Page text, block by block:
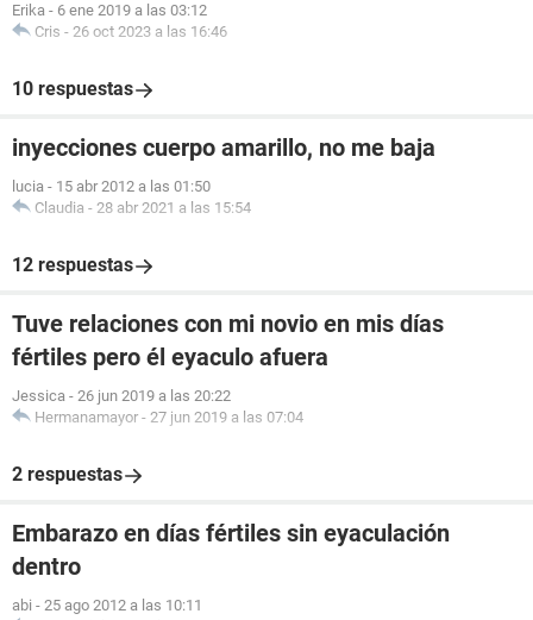
Erika - 6 ene 2019 a las 03:12
Cris - 26 oct 2023 a las 16:46
10 respuestas
inyecciones cuerpo amarillo, no me baja
lucia - 15 abr 2012 a las 01:50
Claudia - 28 abr 2021 a las 15:54
12 respuestas
Tuve relaciones con mi novio en mis días
fértiles pero él eyaculo afuera
Jessica - 26 jun 2019 a las 20:22
Hermanamayor - 27 jun 2019 a las 07:04
2 respuestas
Embarazo en días fértiles sin eyaculación
dentro
abi - 25 ago 2012 a las 10:11